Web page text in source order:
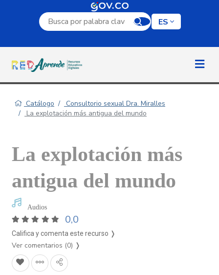
Campo de búsqueda por palabra clave
ES
Catálogo
Consultorio sexual Dra. Miralles
La explotación más antigua del mundo
La explotación más
antigua del mundo
Audios
0,0
Califica y comenta este recurso ❭
Ver comentarios (0) ❭